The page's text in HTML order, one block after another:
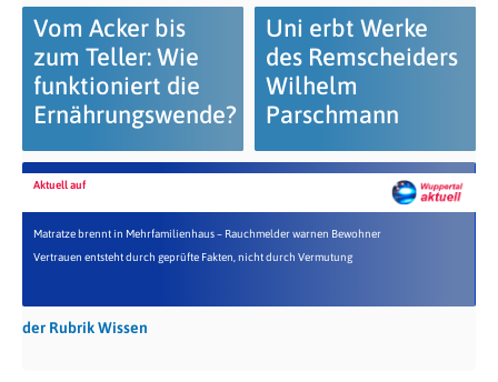
Vom Acker bis
zum Teller: Wie
funktioniert die
Ernährungswende?
Uni erbt Werke
des Remscheiders
Wilhelm
Parschmann
Aktuell auf
Matratze brennt in Mehrfamilienhaus – Rauchmelder warnen Bewohner
Vertrauen entsteht durch geprüfte Fakten, nicht durch Vermutung
der Rubrik Wissen